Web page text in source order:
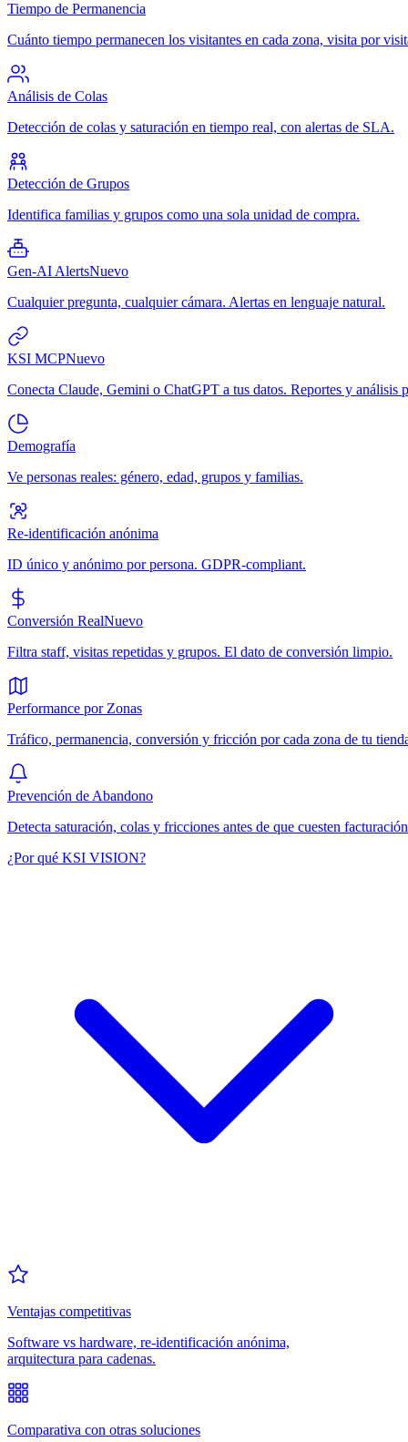
Tiempo de Permanencia
Cuánto tiempo permanecen los visitantes en cada zona, visita por
Análisis de Colas
Detección de colas y saturación en tiempo real, con alertas de SLA.
Detección de Grupos
Identifica familias y grupos como una sola unidad de compra.
Gen-AI AlertsNuevo
Cualquier pregunta, cualquier cámara. Alertas en lenguaje natural.
KSI MCPNuevo
Conecta Claude, Gemini o ChatGPT a tus datos. Reportes y análisis
Demografía
Ve personas reales: género, edad, grupos y familias.
Re-identificación anónima
ID único y anónimo por persona. GDPR-compliant.
Conversión RealNuevo
Filtra staff, visitas repetidas y grupos. El dato de conversión limpio.
Performance por Zonas
Tráfico, permanencia, conversión y fricción por cada zona de tu
Prevención de Abandono
Detecta saturación, colas y fricciones antes de que cuesten
¿Por qué KSI VISION?
Ventajas competitivas
Software vs hardware, re-identificación anónima,
arquitectura para cadenas.
Comparativa con otras soluciones